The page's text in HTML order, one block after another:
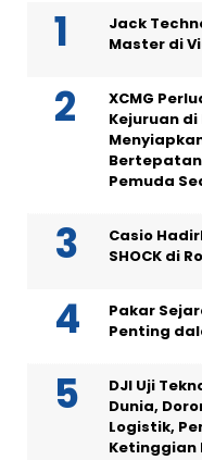
Jack
Master di
XCMG
Kejuruan
Pemuda
Casio
SHOCK di
Pakar
Penting
DJI Uji
Dunia,
Logistik,
Ketinggian